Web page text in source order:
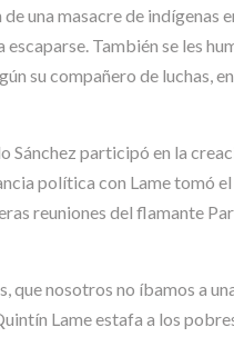
una masacre de
También se les
su compañero de luchas,
Sánchez participó en la
política con Lame tomó
reuniones del flamante
que nosotros no íbamos a
Lame estafa a los